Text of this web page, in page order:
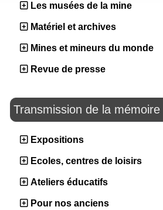
Les musées de la mine
Matériel et archives
Mines et mineurs du monde
Revue de presse
Transmission de la mémoire
Expositions
Ecoles, centres de loisirs
Ateliers éducatifs
Pour nos anciens